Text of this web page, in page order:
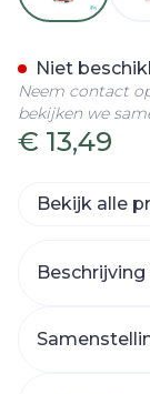
€ 13,49
Niet
Neem contact
bekijken we
Bekijk alle
Beschrijving